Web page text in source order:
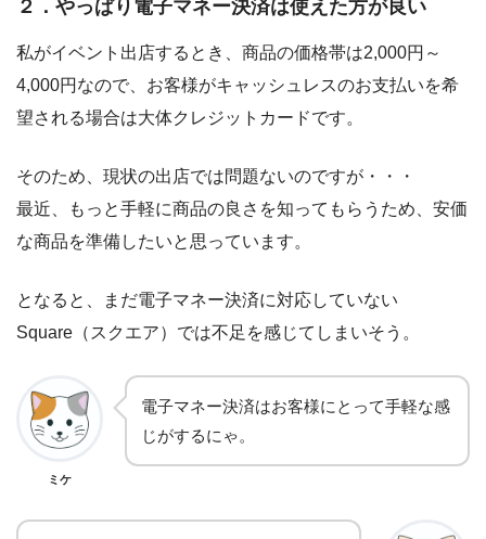
２．やっぱり電子マネー決済は使えた方が良い
私がイベント出店するとき、商品の価格帯は2,000円～
4,000円なので、お客様がキャッシュレスのお支払いを希
望される場合は大体クレジットカードです。
そのため、現状の出店では問題ないのですが・・・
最近、もっと手軽に商品の良さを知ってもらうため、安価
な商品を準備したいと思っています。
となると、まだ電子マネー決済に対応していない
Square（スクエア）では不足を感じてしまいそう。
ミケ
電子マネー決済はお客様にとって手軽な感
じがするにゃ。